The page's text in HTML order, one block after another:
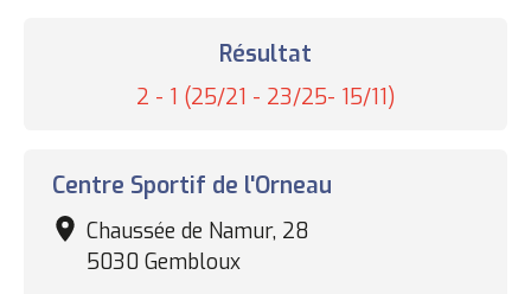
Complexe
sportif
Centre Sportif de l'Orneau
Chaussée de Namur, 28
5030 Gembloux
Résultat
2 - 1 (25/21 - 23/25- 15/11)